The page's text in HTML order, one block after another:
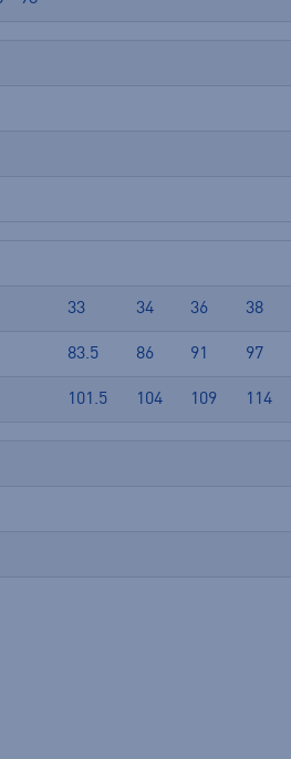
33 34 36 38
83.5 86 91 97
101.5 104 109 114